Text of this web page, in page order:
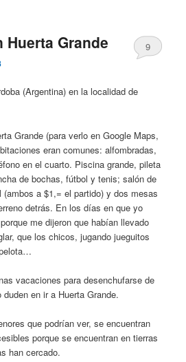
Huerta Grande 9
(Argentina) en la localidad de
Grande (para verlo en Google Maps,
eran comunes: alfombradas,
en el cuarto. Piscina grande, pileta
de bochas, fútbol y tenis; salón de
a $1,= el partido) y dos mesas
detrás. En los días en que yo
me dijeron que habían llevado
que los chicos, jugando jueguitos
vacaciones para desenchufarse de
en ir a Huerta Grande.
que podrían ver, se encuentran
porque se encuentran en tierras
han cercado.